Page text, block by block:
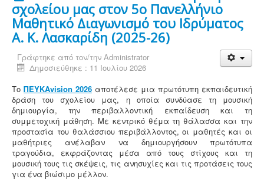
σχολείου μας στον 5ο Πανελλήνιο
Μαθητικό Διαγωνισμό του Ιδρύματος
Α. Κ. Λασκαρίδη (2025-26)
Γράφτηκε από τον/την Administrator
Δημοσιεύθηκε : 11 Ιουλίου 2026
Το ΠΕΥΚΑvision 2026 αποτέλεσε μια πρωτότυπη εκπαιδευτική
δράση του σχολείου μας, η οποία συνδύασε τη μουσική
δημιουργία, την περιβαλλοντική εκπαίδευση και τη
συμμετοχική μάθηση. Με κεντρικό θέμα τη θάλασσα και την
προστασία του θαλάσσιου περιβάλλοντος, οι μαθητές και οι
μαθήτριες ανέλαβαν να δημιουργήσουν πρωτότυπα
τραγούδια, εκφράζοντας μέσα από τους στίχους και τη
μουσική τους τις σκέψεις, τις ανησυχίες και τις προτάσεις τους
για ένα βιώσιμο μέλλον.